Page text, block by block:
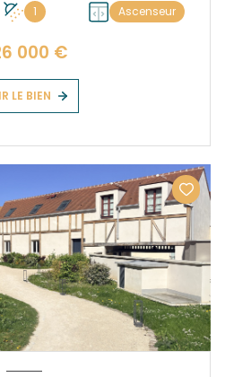
1 Ascenseur
000 €
LE BIEN